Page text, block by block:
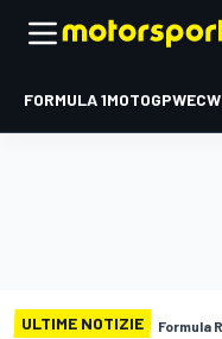
FORMULA 1MOTOGPWEC
ULTIME NOTIZIE Formula